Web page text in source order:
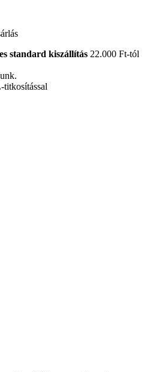
standard kiszállítás 22.000 Ft-tól
titkosítással